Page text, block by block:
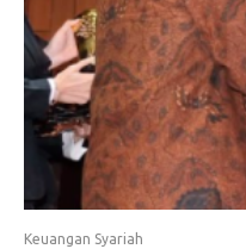
Keuangan Syariah